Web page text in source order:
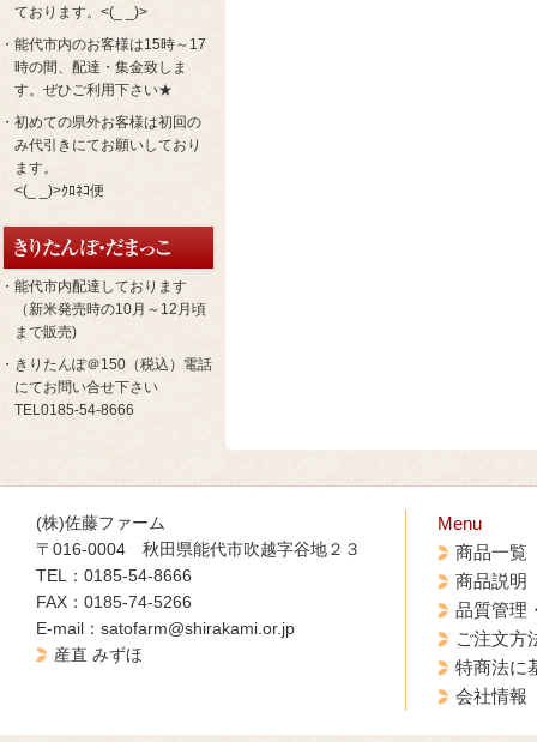
ております。<(_ _)>
・能代市内のお客様は15時～17
時の間、配達・集金致しま
す。ぜひご利用下さい★
・初めての県外お客様は初回の
み代引きにてお願いしており
ます。
<(_ _)>ｸﾛﾈｺ便
・能代市内配達しております
（新米発売時の10月～12月頃
まで販売)
・きりたんぽ＠150（税込）電話
にてお問い合せ下さい
TEL0185-54-8666
(株)佐藤ファーム
〒016-0004 秋田県能代市吹越字谷地２３
TEL：0185-54-8666
FAX：0185-74-5266
E-mail：satofarm@shirakami.or.jp
産直 みずほ
Menu
商品一覧
商品説明
品質管理
ご注文方
特商法に
会社情報